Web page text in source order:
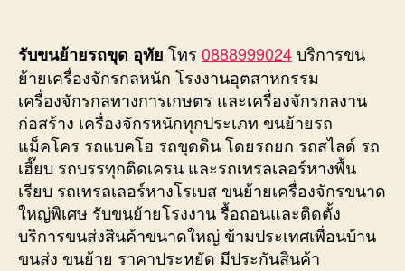
รับขนย้ายรถขุด อุทัย โทร 0888999024บริการขน
ย้ายเครื่องจักรกลหนัก โรงงานอุตสาหกรรม
เครื่องจักรกลทางการเกษตร และเครื่องจักรกลงาน
ก่อสร้าง เครื่องจักรหนักทุกประเภท ขนย้ายรถ
แม็คโคร รถแบคโฮ รถขุดดิน โดยรถยก รถสไลด์ รถ
เฮี๊ยบ รถบรรทุกติดเครน และรถเทรลเลอร์หางพื้น
เรียบ รถเทรลเลอร์หางโรเบส ขนย้ายเครื่องจักรขนาด
ใหญ่พิเศษ รับขนย้ายโรงงาน รื้อถอนและติดตั้ง
บริการขนส่งสินค้าขนาดใหญ่ ข้ามประเทศเพื่อนบ้าน
ขนส่ง ขนย้าย ราคาประหยัด มีประกันสินค้า